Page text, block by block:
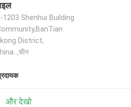
1203 Shenhui Building
District,
,चीन
और देखो